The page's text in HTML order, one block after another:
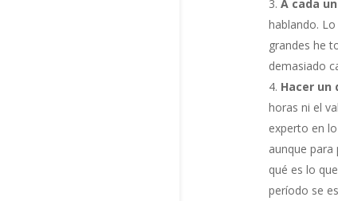
A cada
hablando.
grandes he
demasiado
Hacer un
horas ni el
experto en
aunque
qué es lo
período se